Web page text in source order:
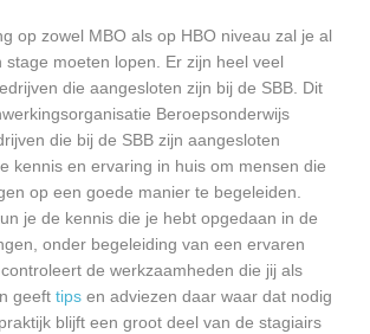
op zowel MBO als op HBO niveau zal je al
stage moeten lopen. Er zijn heel veel
die aangesloten zijn bij de SBB. Dit
Beroepsonderwijs
die bij de SBB zijn aangesloten
kennis en ervaring in huis om mensen die
op een goede manier te begeleiden.
je de kennis die je hebt opgedaan in de
onder begeleiding van een ervaren
de werkzaamheden die jij als
geeft tips en adviezen daar waar dat nodig
blijft een groot deel van de stagiairs